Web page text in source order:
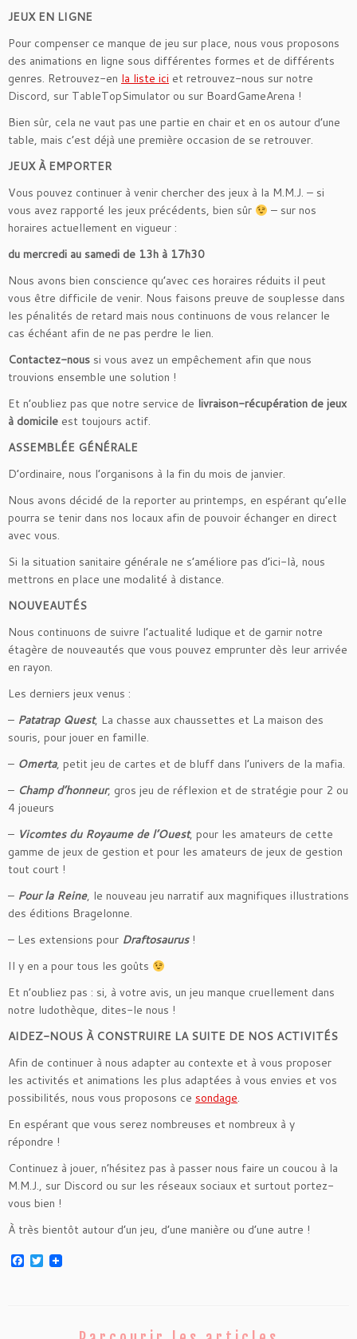
JEUX EN LIGNE
Pour compenser ce manque de jeu sur place, nous vous proposons
des animations en ligne sous différentes formes et de différents
genres. Retrouvez-en la liste ici et retrouvez-nous sur notre
Discord, sur TableTopSimulator ou sur BoardGameArena !
Bien sûr, cela ne vaut pas une partie en chair et en os autour d’une
table, mais c’est déjà une première occasion de se retrouver.
JEUX À EMPORTER
Vous pouvez continuer à venir chercher des jeux à la M.M.J. – si
vous avez rapporté les jeux précédents, bien sûr
– sur nos
horaires actuellement en vigueur :
du mercredi au samedi de 13h à 17h30
Nous avons bien conscience qu’avec ces horaires réduits il peut
vous être difficile de venir. Nous faisons preuve de souplesse dans
les pénalités de retard mais nous continuons de vous relancer le
cas échéant afin de ne pas perdre le lien.
Contactez-nous si vous avez un empêchement afin que nous
trouvions ensemble une solution !
Et n’oubliez pas que notre service de livraison-récupération de jeux
à domicile est toujours actif.
ASSEMBLÉE GÉNÉRALE
D’ordinaire, nous l’organisons à la fin du mois de janvier.
Nous avons décidé de la reporter au printemps, en espérant qu’elle
pourra se tenir dans nos locaux afin de pouvoir échanger en direct
avec vous.
Si la situation sanitaire générale ne s’améliore pas d’ici-là, nous
mettrons en place une modalité à distance.
NOUVEAUTÉS
Nous continuons de suivre l’actualité ludique et de garnir notre
étagère de nouveautés que vous pouvez emprunter dès leur arrivée
en rayon.
Les derniers jeux venus :
– Patatrap Quest, La chasse aux chaussettes et La maison des
souris, pour jouer en famille.
– Omerta, petit jeu de cartes et de bluff dans l’univers de la mafia.
– Champ d’honneur, gros jeu de réflexion et de stratégie pour 2 ou
4 joueurs
– Vicomtes du Royaume de l’Ouest, pour les amateurs de cette
gamme de jeux de gestion et pour les amateurs de jeux de gestion
tout court !
– Pour la Reine, le nouveau jeu narratif aux magnifiques illustrations
des éditions Bragelonne.
– Les extensions pour Draftosaurus !
Il y en a pour tous les goûts
Et n’oubliez pas : si, à votre avis, un jeu manque cruellement dans
notre ludothèque, dites-le nous !
AIDEZ-NOUS À CONSTRUIRE LA SUITE DE NOS ACTIVITÉS
Afin de continuer à nous adapter au contexte et à vous proposer
les activités et animations les plus adaptées à vous envies et vos
possibilités, nous vous proposons ce sondage.
En espérant que vous serez nombreuses et nombreux à y
répondre !
Continuez à jouer, n’hésitez pas à passer nous faire un coucou à la
M.M.J., sur Discord ou sur les réseaux sociaux et surtout portez-
vous bien !
À très bientôt autour d’un jeu, d’une manière ou d’une autre !
F T
w